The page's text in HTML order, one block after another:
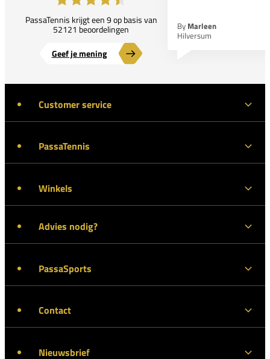
PassaTennis krijgt een 9 op basis van
52121 beoordelingen
Geef je mening
By Marleen
Hilversum
Customer service
PassaTennis
Winkels
Advies nodig?
PassaSports
Contact
Nieuwsbrief